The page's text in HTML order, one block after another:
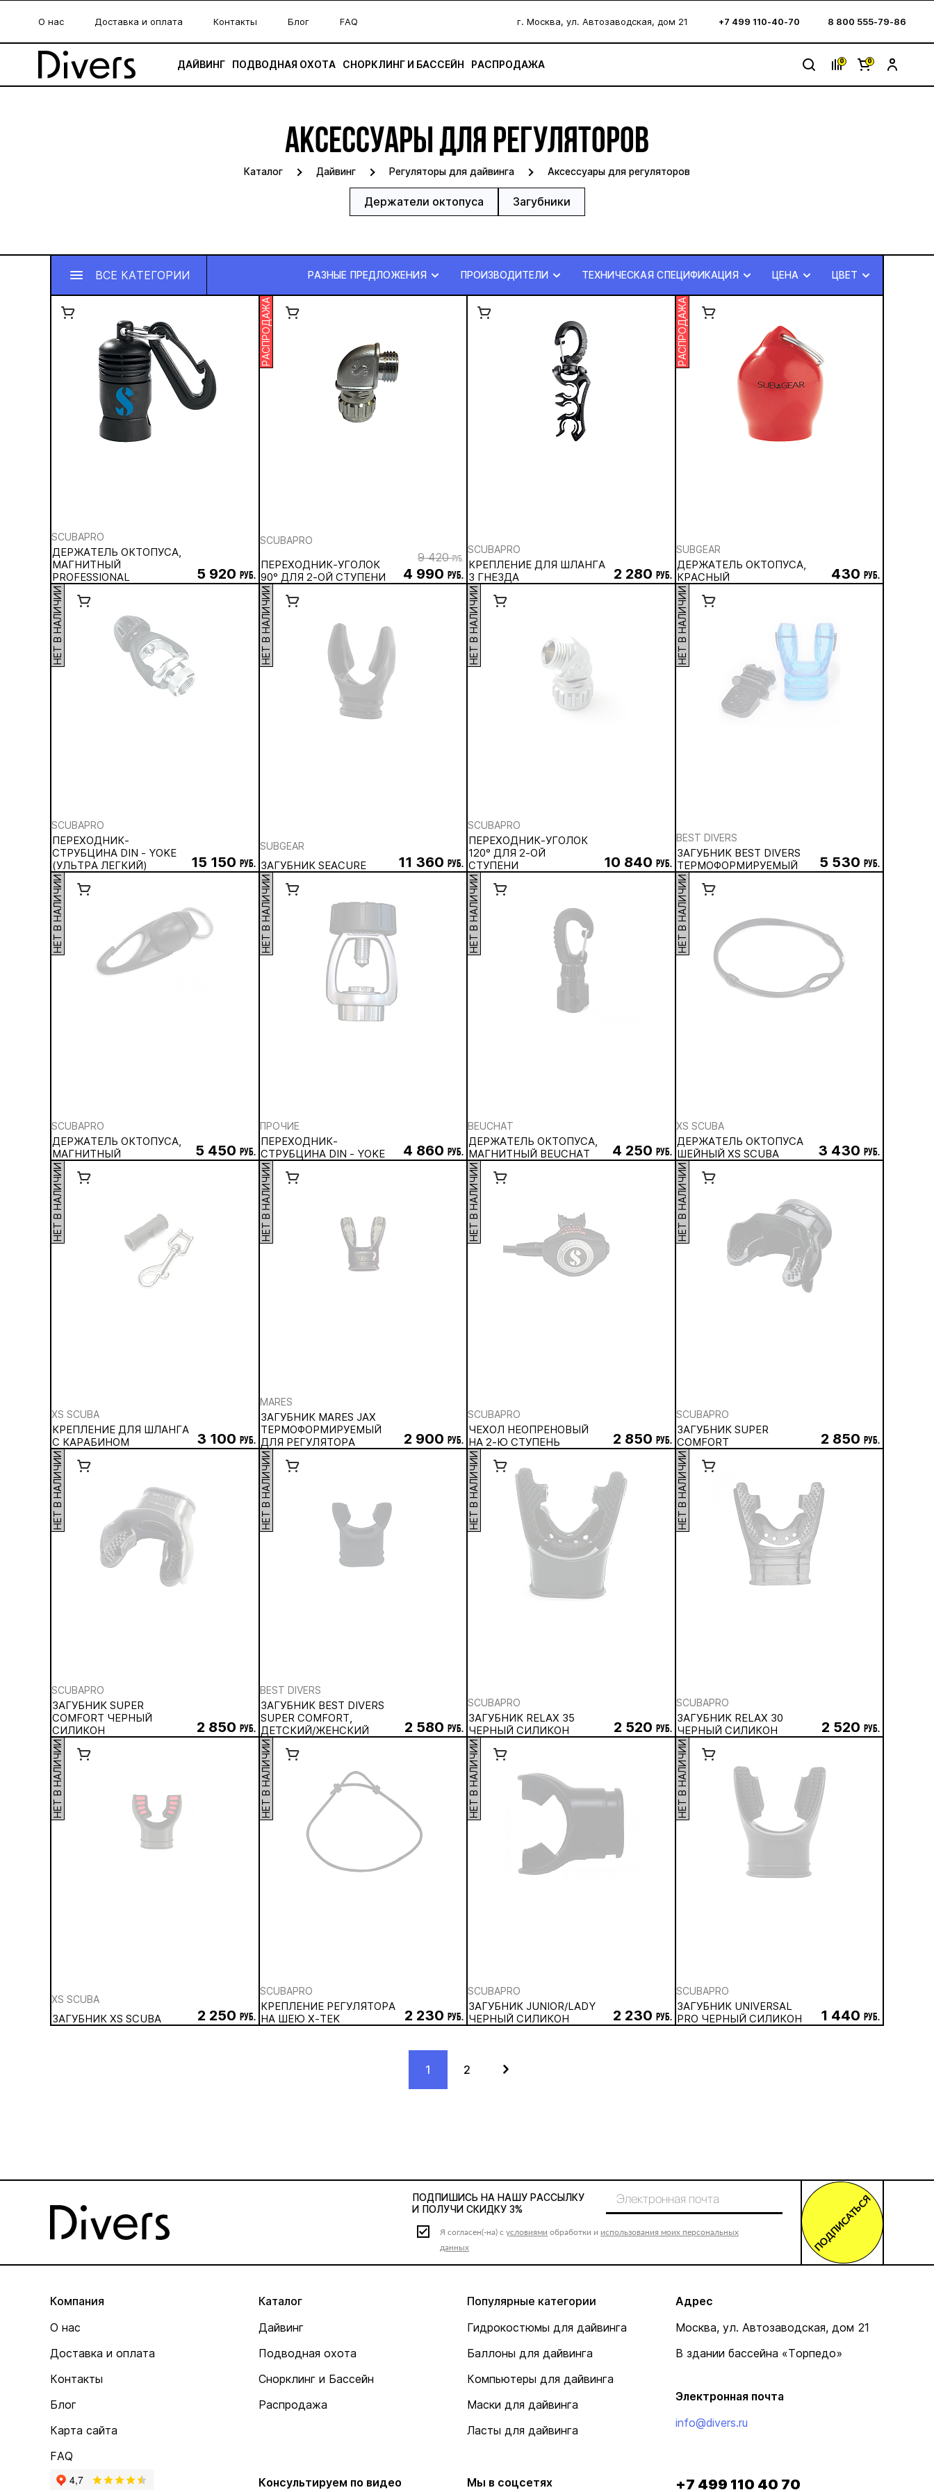
О нас Доставка и оплата Контакты Блог FAQ г. Москва, ул. Автозаводская, дом 21 +7 499 110-40-70 8 800 555-79-86
ДАЙВИНГ ПОДВОДНАЯ ОХОТА СНОРКЛИНГ И БАССЕЙН РАСПРОДАЖА 0 0
АКСЕССУАРЫ ДЛЯ РЕГУЛЯТОРОВ
Каталог Дайвинг Регуляторы для дайвинга Аксессуары для регуляторов
Держатели октопуса Загубники
ВСЕ КАТЕГОРИИ РАЗНЫЕ ПРЕДЛОЖЕНИЯ ПРОИЗВОДИТЕЛИ ТЕХНИЧЕСКАЯ СПЕЦИФИКАЦИЯ ЦЕНА ЦВЕТ
SCUBAPRO
ДЕРЖАТЕЛЬ ОКТОПУСА,
МАГНИТНЫЙ
PROFESSIONAL
5 920 руб.
РАСПРОДАЖА
SCUBAPRO
ПЕРЕХОДНИК-УГОЛОК
90° ДЛЯ 2-ОЙ СТУПЕНИ
9 420руб.
4 990 руб.
SCUBAPRO
КРЕПЛЕНИЕ ДЛЯ ШЛАНГА
3 ГНЕЗДА
2 280 руб.
РАСПРОДАЖА
SUBGEAR
ДЕРЖАТЕЛЬ ОКТОПУСА,
КРАСНЫЙ
430 руб.
НЕТ В НАЛИЧИИ
SCUBAPRO
ПЕРЕХОДНИК-
СТРУБЦИНА DIN - YOKE
(УЛЬТРА ЛЕГКИЙ)
15 150 руб.
НЕТ В НАЛИЧИИ
SUBGEAR
ЗАГУБНИК SEACURE 11 360 руб.
НЕТ В НАЛИЧИИ
SCUBAPRO
ПЕРЕХОДНИК-УГОЛОК
120° ДЛЯ 2-ОЙ
СТУПЕНИ
10 840 руб.
НЕТ В НАЛИЧИИ
BEST DIVERS
ЗАГУБНИК BEST DIVERS
ТЕРМОФОРМИРУЕМЫЙ
5 530 руб.
НЕТ В НАЛИЧИИ
SCUBAPRO
ДЕРЖАТЕЛЬ ОКТОПУСА,
МАГНИТНЫЙ
5 450 руб.
НЕТ В НАЛИЧИИ
ПРОЧИЕ
ПЕРЕХОДНИК-
СТРУБЦИНА DIN - YOKE
4 860 руб.
НЕТ В НАЛИЧИИ
BEUCHAT
ДЕРЖАТЕЛЬ ОКТОПУСА,
МАГНИТНЫЙ BEUCHAT
4 250 руб.
НЕТ В НАЛИЧИИ
XS SCUBA
ДЕРЖАТЕЛЬ ОКТОПУСА
ШЕЙНЫЙ XS SCUBA
3 430 руб.
НЕТ В НАЛИЧИИ
XS SCUBA
КРЕПЛЕНИЕ ДЛЯ ШЛАНГА
С КАРАБИНОМ
3 100 руб.
НЕТ В НАЛИЧИИ
MARES
ЗАГУБНИК MARES JAX
ТЕРМОФОРМИРУЕМЫЙ
ДЛЯ РЕГУЛЯТОРА
2 900 руб.
НЕТ В НАЛИЧИИ
SCUBAPRO
ЧЕХОЛ НЕОПРЕНОВЫЙ
НА 2-Ю СТУПЕНЬ
2 850 руб.
НЕТ В НАЛИЧИИ
SCUBAPRO
ЗАГУБНИК SUPER
COMFORT
2 850 руб.
НЕТ В НАЛИЧИИ
SCUBAPRO
ЗАГУБНИК SUPER
COMFORT ЧЕРНЫЙ
СИЛИКОН
2 850 руб.
НЕТ В НАЛИЧИИ
BEST DIVERS
ЗАГУБНИК BEST DIVERS
SUPER COMFORT,
ДЕТСКИЙ/ЖЕНСКИЙ
2 580 руб.
НЕТ В НАЛИЧИИ
SCUBAPRO
ЗАГУБНИК RELAX 35
ЧЕРНЫЙ СИЛИКОН
2 520 руб.
НЕТ В НАЛИЧИИ
SCUBAPRO
ЗАГУБНИК RELAX 30
ЧЕРНЫЙ СИЛИКОН
2 520 руб.
НЕТ В НАЛИЧИИ
XS SCUBA
ЗАГУБНИК XS SCUBA 2 250 руб.
НЕТ В НАЛИЧИИ
SCUBAPRO
КРЕПЛЕНИЕ РЕГУЛЯТОРА
НА ШЕЮ X-TEK
2 230 руб.
НЕТ В НАЛИЧИИ
SCUBAPRO
ЗАГУБНИК JUNIOR/LADY
ЧЕРНЫЙ СИЛИКОН
2 230 руб.
НЕТ В НАЛИЧИИ
SCUBAPRO
ЗАГУБНИК UNIVERSAL
PRO ЧЕРНЫЙ СИЛИКОН
1 440 руб.
1 2
ПОДПИШИСЬ НА НАШУ РАССЫЛКУ
И ПОЛУЧИ СКИДКУ 3%
Я согласен(-на) с условиями обработки и использования моих персональных
данных
ПОДПИСАТЬСЯ
Компания
О нас
Доставка и оплата
Контакты
Блог
Карта сайта
FAQ
Каталог
Дайвинг
Подводная охота
Снорклинг и Бассейн
Распродажа
Популярные категории
Гидрокостюмы для дайвинга
Баллоны для дайвинга
Компьютеры для дайвинга
Маски для дайвинга
Ласты для дайвинга
Адрес
Москва, ул. Автозаводская, дом 21
В здании бассейна «Торпедо»
Электронная почта
info@divers.ru
Консультируем по видео Мы в соцсетях +7 499 110 40 70